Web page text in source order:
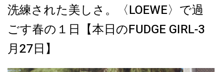
洗練された美しさ。〈LOEWE〉で過
ごす春の１日【本日のFUDGE GIRL-3
月27日】